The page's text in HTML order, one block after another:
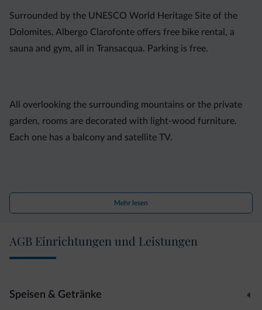
Surrounded by the UNESCO World Heritage Site of the
Dolomites, Albergo Clarofonte offers free bike rental, a
sauna and gym, all in Transacqua. Parking is free.
All overlooking the surrounding mountains or the private
garden, rooms are decorated with light-wood furniture.
Each one has a balcony and satellite TV.
At breakfast, you can enjoy a varied buffet that includes
fresh fruit, cold cuts and homemade cakes.
March, guests can take the free local shuttle bus to the
Mehr lesen
AGB Einrichtungen und Leistungen
Speisen & Getränke